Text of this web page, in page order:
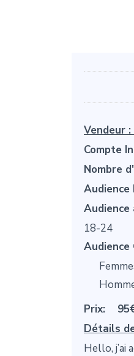
Vendeur :
Compte
Nombre
Audience
Audience
18-24
Audience
Prix:
Détails
Hello, j’ai